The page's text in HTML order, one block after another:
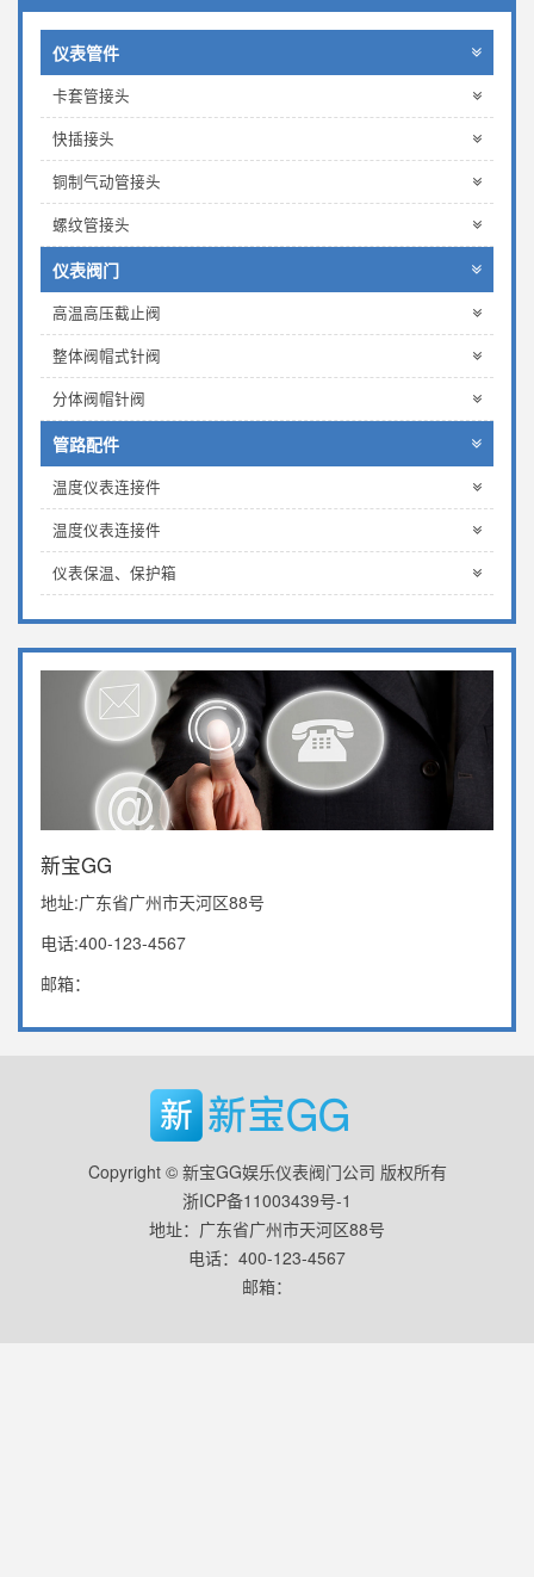
仪表管件
卡套管接头
快插接头
铜制气动管接头
螺纹管接头
仪表阀门
高温高压截止阀
整体阀帽式针阀
分体阀帽针阀
管路配件
温度仪表连接件
温度仪表连接件
仪表保温、保护箱
新宝GG
地址:广东省广州市天河区88号
电话:400-123-4567
邮箱：
Copyright © 新宝GG娱乐仪表阀门公司 版权所有
浙ICP备11003439号-1
地址：广东省广州市天河区88号
电话：400-123-4567
邮箱：